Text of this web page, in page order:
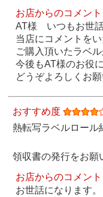
お店からのコメント
AT様 いつもお世
当店にコメントを
ご購入頂いたラベ
今後もAT様のお役
どうぞよろしくお
おすすめ度
熱転写ラベルロー
領収書の発行をお願
お店からのコメント
お世話になります。